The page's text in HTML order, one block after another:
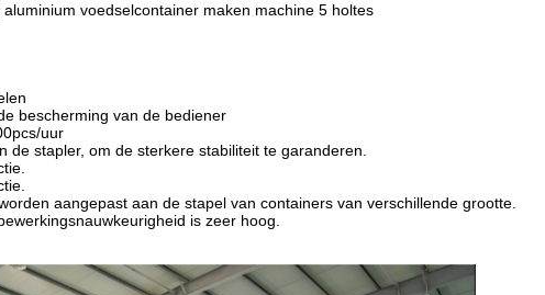
voedselcontainer maken machine 5 holtes
bescherming van de bediener
uur
de stapler, om de sterkere stabiliteit te garanderen.
aangepast aan de stapel van containers van verschillende grootte.
is zeer hoog.